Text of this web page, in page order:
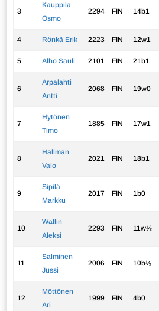
3
Kauppila
Osmo
2294 FIN 14b1
4 Rönkä Erik 2223 FIN 12w1
5 Alho Sauli 2101 FIN 21b1
6
Arpalahti
Antti
2068 FIN 19w0
7
Hytönen
Timo
1885 FIN 17w1
8
Hallman
Valo
2021 FIN 18b1
9
Sipilä
Markku
2017 FIN 1b0
10
Wallin
Aleksi
2293 FIN 11w½
11
Salminen
Jussi
2006 FIN 10b½
12
Möttönen
Ari
1999 FIN 4b0